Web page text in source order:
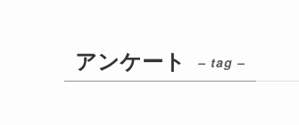
アンケート – tag –